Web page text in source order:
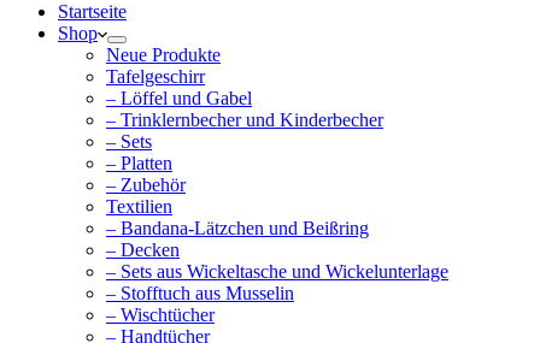
Startseite
Shop
Neue Produkte
Tafelgeschirr
– Löffel und Gabel
– Trinklernbecher und Kinderbecher
– Sets
– Platten
– Zubehör
Textilien
– Bandana-Lätzchen und Beißring
– Decken
– Sets aus Wickeltasche und Wickelunterlage
– Stofftuch aus Musselin
– Wischtücher
– Handtücher